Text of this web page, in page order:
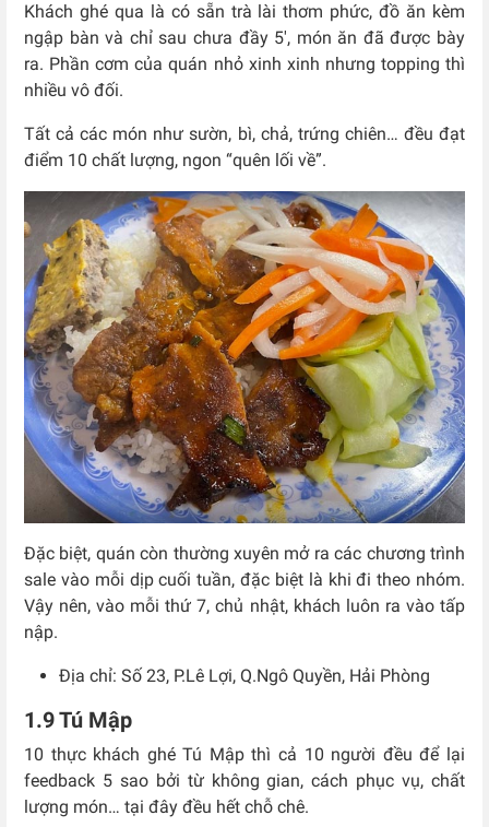
Khách ghé qua là có sẵn trà lài thơm phức, đồ ăn kèm
ngập bàn và chỉ sau chưa đầy 5′, món ăn đã được bày
ra. Phần cơm của quán nhỏ xinh xinh nhưng topping thì
nhiều vô đối.
Tất cả các món như sườn, bì, chả, trứng chiên… đều đạt
điểm 10 chất lượng, ngon “quên lối về”.
Đặc biệt, quán còn thường xuyên mở ra các chương trình
sale vào mỗi dịp cuối tuần, đặc biệt là khi đi theo nhóm.
Vậy nên, vào mỗi thứ 7, chủ nhật, khách luôn ra vào tấp
nập.
Địa chỉ: Số 23, P.Lê Lợi, Q.Ngô Quyền, Hải Phòng
1.9 Tú Mập
10 thực khách ghé Tú Mập thì cả 10 người đều để lại
feedback 5 sao bởi từ không gian, cách phục vụ, chất
lượng món… tại đây đều hết chỗ chê.